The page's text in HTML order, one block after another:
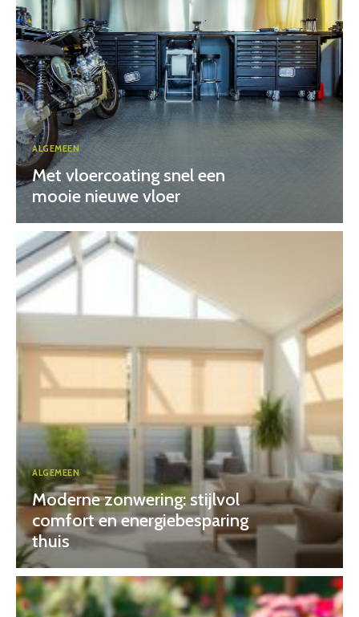
ALGEMEEN
Met vloercoating snel een
mooie nieuwe vloer
ALGEMEEN
Moderne zonwering: stijlvol
comfort en energiebesparing
thuis